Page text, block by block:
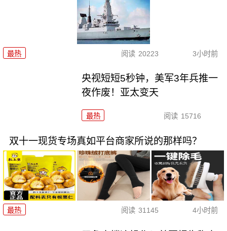
最热 阅读 20223 3小时前
央视短短5秒钟，美军3年兵推一
夜作废！亚太变天
最热 阅读 15716
双十一现货专场真如平台商家所说的那样吗？
最热 阅读 31145 4小时前